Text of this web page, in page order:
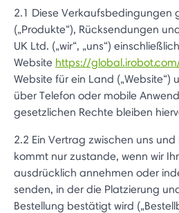
2.1 Diese Verkaufsbedingungen
(„Produkte“), Rücksendungen
UK Ltd. („wir“, „uns“)
Website https://
Website für ein Land
über Telefon oder mobile
gesetzlichen Rechte bleiben
2.2 Ein Vertrag zwischen uns und
kommt nur zustande, wenn wir
ausdrücklich annehmen oder
senden, in der die Platzierung
Bestellung bestätigt wird